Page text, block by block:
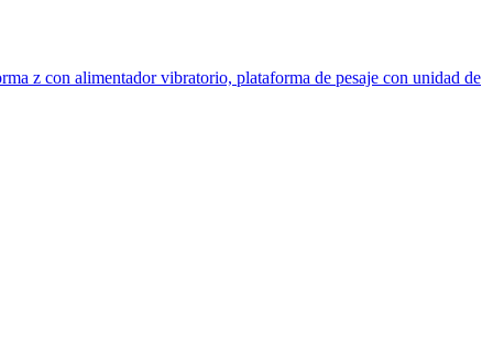
z con alimentador vibratorio, plataforma de pesaje con unidad de